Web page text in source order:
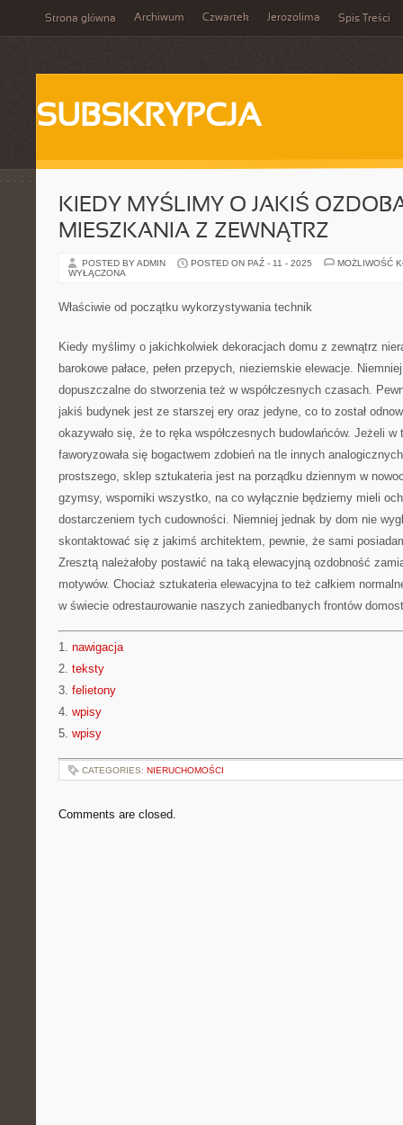
Strona główna Archiwum Czwartek Jerozolima Spis Treści
SUBSKRYPCJA
KIEDY MYŚLIMY O JAKIŚ
MIESZKANIA Z ZEWNĄTRZ
POSTED BY ADMIN POSTED ON PAŹ - 11 - 2025
MOŻLIWOŚĆ
WYŁĄCZONA
Właściwie od początku wykorzystywania technik
Kiedy myślimy o jakichkolwiek dekoracjach domu z zewnątrz
barokowe pałace, pełen przepych, nieziemskie elewacje.
dopuszczalne do stworzenia też w współczesnych czasach.
jakiś budynek jest ze starszej ery oraz jedyne, co to został
okazywało się, że to ręka współczesnych budowlańców. Jeżeli
faworyzowała się bogactwem zdobień na tle innych
prostszego, sklep sztukateria jest na porządku dziennym w
gzymsy, wsporniki wszystko, na co wyłącznie będziemy mieli
dostarczeniem tych cudowności. Niemniej jednak by dom nie
skontaktować się z jakimś architektem, pewnie, że sami
Zresztą należałoby postawić na taką elewacyjną ozdobność
motywów. Chociaż sztukateria elewacyjna to też całkiem
w świecie odrestaurowanie naszych zaniedbanych frontów
1. nawigacja
2. teksty
3. felietony
4. wpisy
5. wpisy
CATEGORIES: NIERUCHOMOŚCI
Comments are closed.